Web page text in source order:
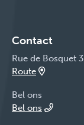
Contact
Rue de Bosquet
Route
Bel ons
Bel ons